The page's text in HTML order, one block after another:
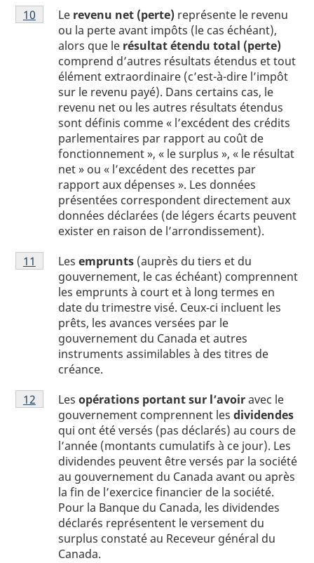
Note
de
Le revenu net (perte) représente le revenu
ou la perte avant impôts (le cas échéant),
alors que le résultat étendu total (perte)
comprend d’autres résultats étendus et tout
élément extraordinaire (c’est-à-dire l’impôt
sur le revenu payé). Dans certains cas, le
revenu net ou les autres résultats étendus
sont définis comme « l’excédent des crédits
parlementaires par rapport au coût de
fonctionnement », « le surplus », « le résultat
net » ou « l’excédent des recettes par
rapport aux dépenses ». Les données
présentées correspondent directement aux
données déclarées (de légers écarts peuvent
exister en raison de l’arrondissement).
Retour à la référence de la note
10 du tableau 1
Note
de
Les emprunts(auprès du tiers et du
gouvernement, le cas échéant) comprennent
les emprunts à court et à long termes en
date du trimestre visé. Ceux‑ci incluent les
prêts, les avances versées par le
gouvernement du Canada et autres
instruments assimilables à des titres de
créance.
Retour à la référence de la note
11 du tableau 1
Note
de
Les opérations portant sur l’avoiravec le
gouvernement comprennent les dividendes
qui ont été versés (pas déclarés) au cours de
l’année (montants cumulatifs à ce jour). Les
dividendes peuvent être versés par la société
au gouvernement du Canada avant ou après
la fin de l’exercice financier de la société.
Pour la Banque du Canada, les dividendes
déclarés représentent le versement du
surplus constaté au Receveur général du
Canada.
Retour à la référence de la note
12 du tableau 1